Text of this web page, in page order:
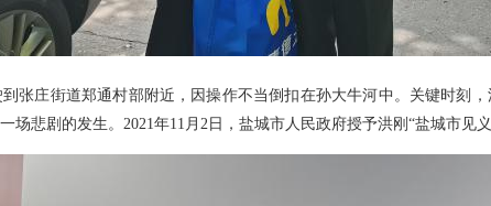
张庄街道郑通村部附近，因操作不当倒扣在孙大牛河中。关键时刻
场悲剧的发生。2021年11月2日，盐城市人民政府授予洪刚“盐城市见义